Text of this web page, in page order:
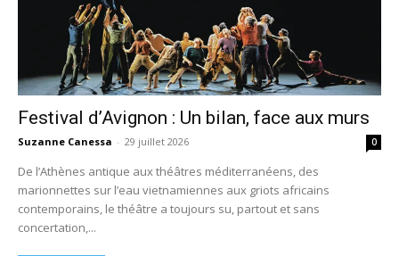
Festival d’Avignon : Un bilan, face aux murs
Suzanne Canessa - 29 juillet 2026 0
De l’Athènes antique aux théâtres méditerranéens, des
marionnettes sur l’eau vietnamiennes aux griots africains
contemporains, le théâtre a toujours su, partout et sans
concertation,...